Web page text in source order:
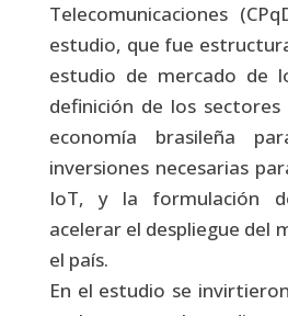
Telecomunicaciones
estudio, que fue
estudio de mercado de
definición de los
economía brasileña
inversiones necesarias
IoT, y la formulación
acelerar el despliegue del
el país.
En el estudio se